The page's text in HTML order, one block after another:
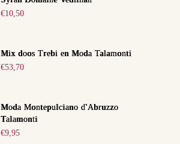
€10,50
Mix doos Trebi en Moda Talamonti
€53,70
Moda Montepulciano d'Abruzzo
Talamonti
€9,95